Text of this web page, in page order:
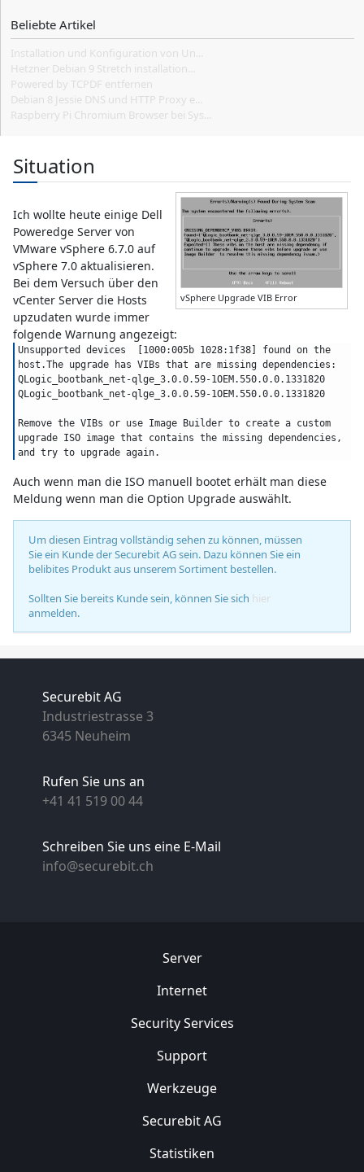
Beliebte Artikel
Installation und Konfiguration von Un...
Hetzner Debian 9 Stretch installation...
Powered by TCPDF entfernen
Debian 8 Jessie DNS und HTTP Proxy e...
Raspberry Pi Chromium Browser bei Sys...
Situation
vSphere Upgrade VIB Error
Ich wollte heute einige Dell
Poweredge Server von
VMware vSphere 6.7.0 auf
vSphere 7.0 aktualisieren.
Bei dem Versuch über den
vCenter Server die Hosts
upzudaten wurde immer
folgende Warnung angezeigt:
Unsupported devices  [1000:005b 1028:1f38] found on the
host.The upgrade has VIBs that are missing dependencies:
QLogic_bootbank_net-qlge_3.0.0.59-1OEM.550.0.0.1331820
QLogic_bootbank_net-qlge_3.0.0.59-1OEM.550.0.0.1331820
Remove the VIBs or use Image Builder to create a custom
upgrade ISO image that contains the missing dependencies,
and try to upgrade again.
Auch wenn man die ISO manuell bootet erhält man diese
Meldung wenn man die Option Upgrade auswählt.
Um diesen Eintrag vollständig sehen zu können, müssen
Sie ein Kunde der Securebit AG sein. Dazu können Sie ein
belibites Produkt aus unserem Sortiment bestellen.
Sollten Sie bereits Kunde sein, können Sie sich hier
anmelden.
Securebit AG
Industriestrasse 3
6345 Neuheim
Rufen Sie uns an
+41 41 519 00 44
Schreiben Sie uns eine E-Mail
info@securebit.ch
Server
Internet
Security Services
Support
Werkzeuge
Securebit AG
Statistiken